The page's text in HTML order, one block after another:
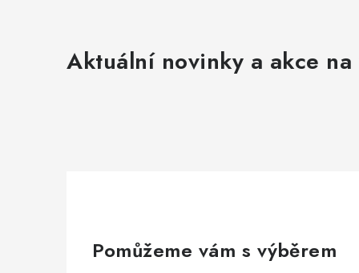
Aktuální novinky a akce na
Pomůžeme vám s výběrem